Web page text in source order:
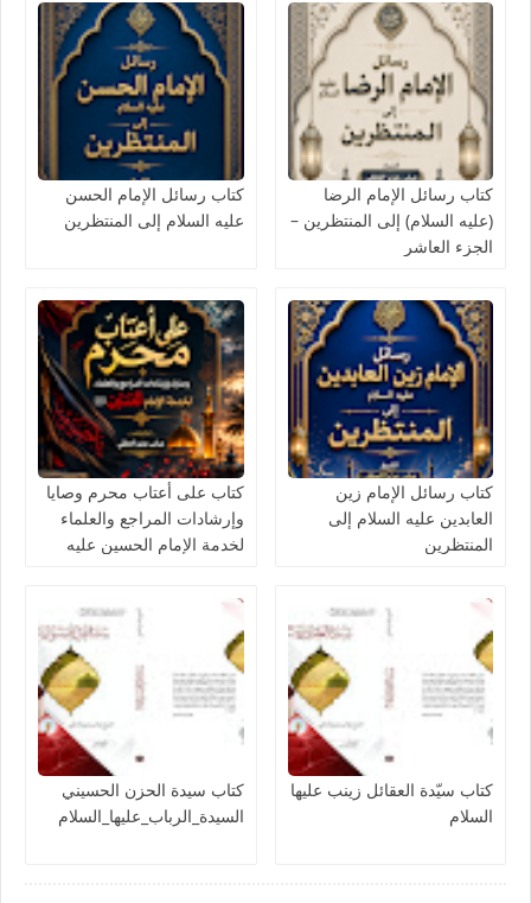
كتاب رسائل الإمام الرضا
(عليه السلام) إلى المنتظرين –
الجزء العاشر
كتاب رسائل الإمام الحسن
عليه السلام إلى المنتظرين
كتاب رسائل الإمام زين
العابدين عليه السلام إلى
المنتظرين
كتاب على أعتاب محرم وصايا
وإرشادات المراجع والعلماء
لخدمة الإمام الحسين عليه
كتاب سيّدة العقائل زينب عليها
السلام
كتاب سيدة الحزن الحسيني
السيدة_الرباب_عليها_السلام